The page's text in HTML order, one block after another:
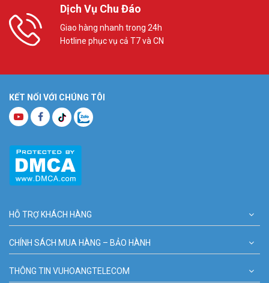
Dịch Vụ Chu Đáo
Giao hàng nhanh trong 24h
Hotline phục vụ cả T7 và CN
KẾT NỐI VỚI CHÚNG TÔI
HỖ TRỢ KHÁCH HÀNG
CHÍNH SÁCH MUA HÀNG – BẢO HÀNH
THÔNG TIN VUHOANGTELECOM